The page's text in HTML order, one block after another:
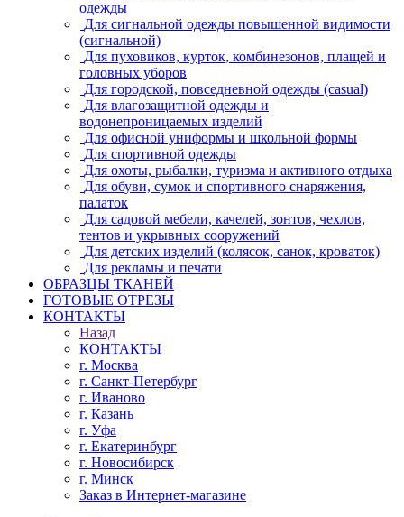
одежды
Для сигнальной одежды повышенной видимости
(сигнальной)
Для пуховиков, курток, комбинезонов, плащей и
головных уборов
Для городской, повседневной одежды (casual)
Для влагозащитной одежды и
водонепроницаемых изделий
Для офисной униформы и школьной формы
Для спортивной одежды
Для охоты, рыбалки, туризма и активного отдыха
Для обуви, сумок и спортивного снаряжения,
палаток
Для садовой мебели, качелей, зонтов, чехлов,
тентов и укрывных сооружений
Для детских изделий (колясок, санок, кроваток)
Для рекламы и печати
ОБРАЗЦЫ ТКАНЕЙ
ГОТОВЫЕ ОТРЕЗЫ
КОНТАКТЫ
Назад
КОНТАКТЫ
г. Москва
г. Санкт-Петербург
г. Иваново
г. Казань
г. Уфа
г. Екатеринбург
г. Новосибирск
г. Минск
Заказ в Интернет-магазине